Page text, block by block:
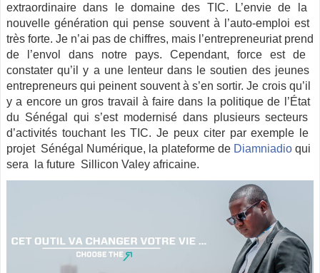
extraordinaire​ ​dans​ ​le domaine​ ​des​ ​TIC.​ ​L’envie​ ​de​ ​la​ ​
nouvelle​ ​génération​ ​qui​ ​pense​ ​souvent​ ​à​ ​l’auto-emploi​ ​est​ ​
très​ ​forte​​. ​Je​ ​n’ai​ ​pas​ ​de​ ​chiffres,​ ​mais​ ​l’entrepreneuriat​ ​prend​
​de​ ​l’envol​ ​​​dans notre pays. Cependant,​ ​force​ ​est​ ​de​ ​
constater​ ​qu’il​ ​y​ ​a​ ​une​ ​lenteur​ ​dans​ ​le​ ​soutien​ ​des jeunes​ ​
entrepreneurs​ ​qui​ ​peinent​ ​souvent​ ​à​ ​s’en​ ​sortir. Je​ ​crois​ ​qu’il​ ​
y​ ​a​ ​encore​ ​un​ ​gros​ ​travail​ ​à​ ​faire​ ​dans​ ​la​ ​politique​ ​de​ ​l’État​ ​
du Sénégal​ ​qui​ ​s’est​ ​modernisé​ ​dans​ ​plusieurs​ ​secteurs​ ​
d’activités​ ​touchant​ ​les​ ​TIC. Je​ ​peux​ ​citer​ ​par​ ​exemple​ ​​​le​ ​
projet​ ​​ ​Sénégal​ ​Numérique,​ ​la​ ​plateforme de Diamniadio​ ​qui​ ​
sera​ ​​ ​la​ ​future ​​ ​Sillicon​ ​Valey africaine.